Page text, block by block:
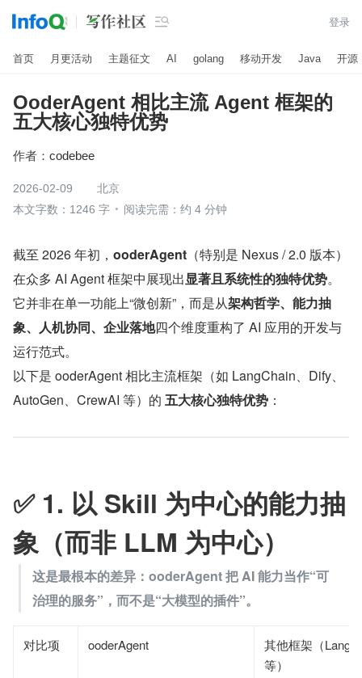
 登录
首页 月更活动 主题征文 AI golang 移动开发 Java 开源
OoderAgent 相比主流 Agent 框架的
五大核心独特优势
作者： codebee
2026-02-09
北京
本文字数：1246 字
阅读完需：约 4 分钟
截至 2026 年初， ooderAgent （特别是 Nexus / 2.0 版本）
在众多 AI Agent 框架中展现出显著且系统性的独特优势。
它并非在单一功能上“微创新”，而是从架构哲学、能力抽
象、人机协同、企业落地四个维度重构了 AI 应用的开发与
运行范式。
以下是 ooderAgent 相比主流框架（如 LangChain、Dify、
AutoGen、CrewAI 等）的 五大核心独特优势 ：
✅ 1. 以 Skill 为中心的能力抽
象（而非 LLM 为中心）
这是最根本的差异：ooderAgent 把 AI 能力当作“可
治理的服务”，而不是“大模型的插件”。
对比项 ooderAgent
其他框架（
等）